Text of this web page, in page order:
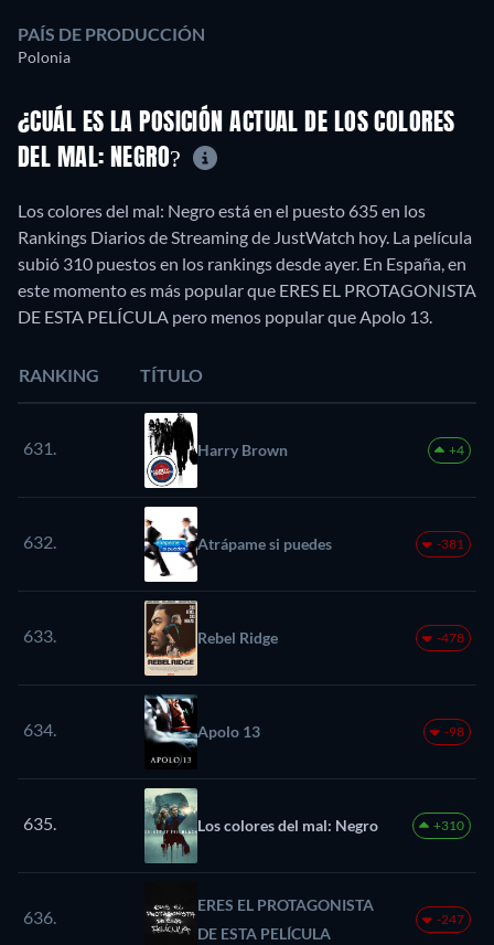
PAÍS DE PRODUCCIÓN
Polonia
¿CUÁL ES LA POSICIÓN ACTUAL DE LOS COLORES
DEL MAL: NEGRO?
Los colores del mal: Negro está en el puesto 635 en los
Rankings Diarios de Streaming de JustWatch hoy. La película
subió 310 puestos en los rankings desde ayer. En España, en
este momento es más popular que ERES EL PROTAGONISTA
DE ESTA PELÍCULA pero menos popular que Apolo 13.
RANKING TÍTULO
631. Harry Brown +4
632. Atrápame si puedes -381
633. Rebel Ridge -478
634. Apolo 13 -98
635. Los colores del mal: Negro +310
636.
ERES EL PROTAGONISTA
DE ESTA PELÍCULA
-247